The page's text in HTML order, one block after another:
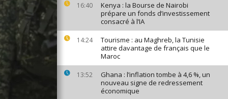
16:40
Kenya : la Bourse de Nairobi
prépare un fonds d’investissement
consacré à l’IA
14:24
Tourisme : au Maghreb, la Tunisie
attire davantage de français que le
Maroc
13:52
Ghana : l’inflation tombe à 4,6 %, un
nouveau signe de redressement
économique